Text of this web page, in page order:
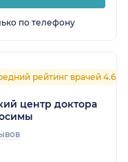
по телефону
рейтинг врачей 4.6
центр доктора